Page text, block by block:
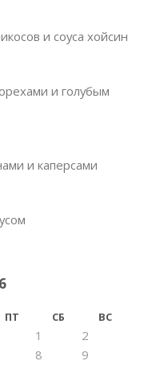
и соуса хойсин
и голубым
и каперсами
ПТ СБ ВС
1
2
8 9